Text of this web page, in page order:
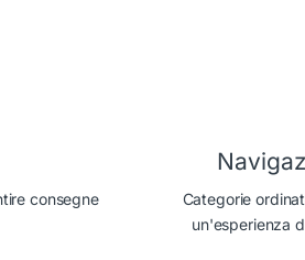
consegne
Categorie
un'esperienza